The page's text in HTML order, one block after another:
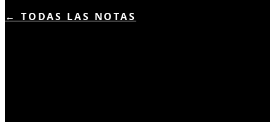
← TODAS LAS NOTAS